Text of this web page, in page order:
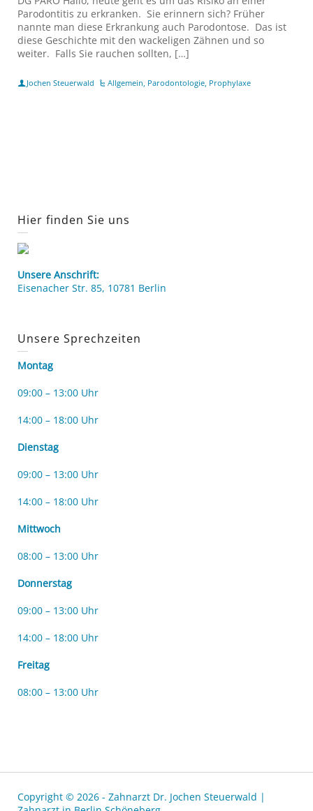
Parodontitis zu erkranken. Sie erinnern sich? Früher
nannte man diese Erkrankung auch Parodontose. Das ist
diese Geschichte mit den wackeligen Zähnen und so
weiter. Falls Sie rauchen sollten, […]
Jochen Steuerwald Allgemein, Parodontologie, Prophylaxe
Hier finden Sie uns
Unsere Anschrift:
Eisenacher Str. 85, 10781 Berlin
Unsere Sprechzeiten
Montag
09:00 – 13:00 Uhr
14:00 – 18:00 Uhr
Dienstag
09:00 – 13:00 Uhr
14:00 – 18:00 Uhr
Mittwoch
08:00 – 13:00 Uhr
Donnerstag
09:00 – 13:00 Uhr
14:00 – 18:00 Uhr
Freitag
08:00 – 13:00 Uhr
Copyright © 2026 - Zahnarzt Dr. Jochen Steuerwald |